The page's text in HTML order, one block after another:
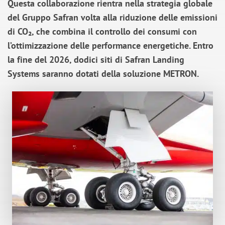
Questa collaborazione rientra nella strategia globale
del Gruppo Safran volta alla riduzione delle emissioni
di CO₂, che combina il controllo dei consumi con
l’ottimizzazione delle performance energetiche. Entro
la fine del 2026, dodici siti di Safran Landing
Systems saranno dotati della soluzione METRON.